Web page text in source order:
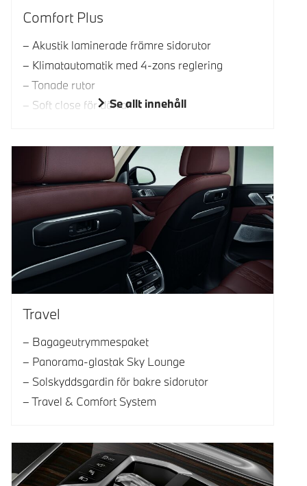
Comfort Plus
Akustik laminerade främre sidorutor
Klimatautomatik med 4-zons reglering
Tonade rutor
Soft close för dörrarSe allt innehåll
Travel
Bagageutrymmespaket
Panorama-glastak Sky Lounge
Solskyddsgardin för bakre sidorutor
Travel & Comfort System